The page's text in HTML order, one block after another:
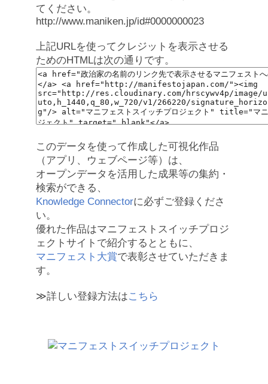
てください。
http://www.maniken.jp/id#0000000023
上記URLを使ってクレジットを表示させる
ためのHTMLは次の通りです。
このデータを使って作成した可視化作品
（アプリ、ウェブページ等）は、
オープンデータを活用した成果等の集約・
検索ができる、
Knowledge Connectorに必ずご登録くださ
い。
優れた作品はマニフェストスイッチプロジ
ェクトサイトで紹介するとともに、
マニフェスト大賞で表彰させていただきま
す。
≫詳しい登録方法はこちら